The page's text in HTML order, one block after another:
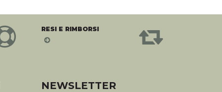
RESI E RIMBORSI
NEWSLETTER